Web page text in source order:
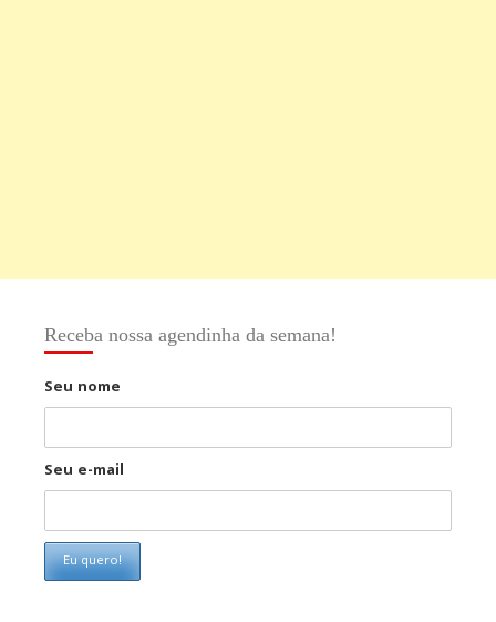
Receba nossa agendinha da semana!
Seu nome
Seu e-mail